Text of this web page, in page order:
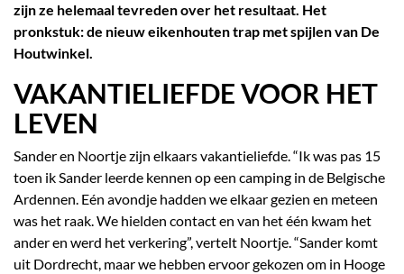
zijn ze helemaal tevreden over het resultaat. Het
pronkstuk: de nieuw eikenhouten trap met spijlen van De
Houtwinkel.
VAKANTIELIEFDE VOOR HET
LEVEN
Sander en Noortje zijn elkaars vakantieliefde. “Ik was pas 15
toen ik Sander leerde kennen op een camping in de Belgische
Ardennen. Eén avondje hadden we elkaar gezien en meteen
was het raak. We hielden contact en van het één kwam het
ander en werd het verkering”, vertelt Noortje. “Sander komt
uit Dordrecht, maar we hebben ervoor gekozen om in Hooge